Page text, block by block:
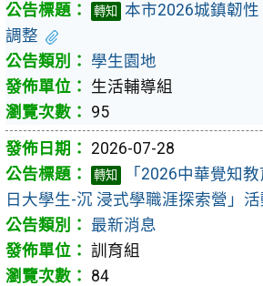
轉知
本市2026城鎮韌
調整
學生園地
生活輔導組
95
2026-07-28
轉知
「2026中華覺知
日大學生-沉 浸式學職涯探索營」活
最新消息
訓育組
84